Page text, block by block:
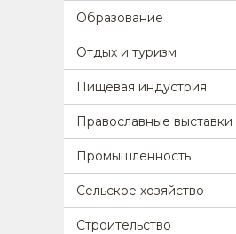
Образование
Отдых и туризм
Пищевая индустрия
Православные выставки
Промышленность
Сельское хозяйство
Строительство